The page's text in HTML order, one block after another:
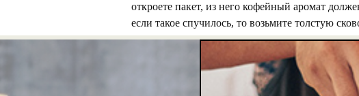
откроете пакет, из него кофейный аромат
если такое спучилось, то возьмите толстую